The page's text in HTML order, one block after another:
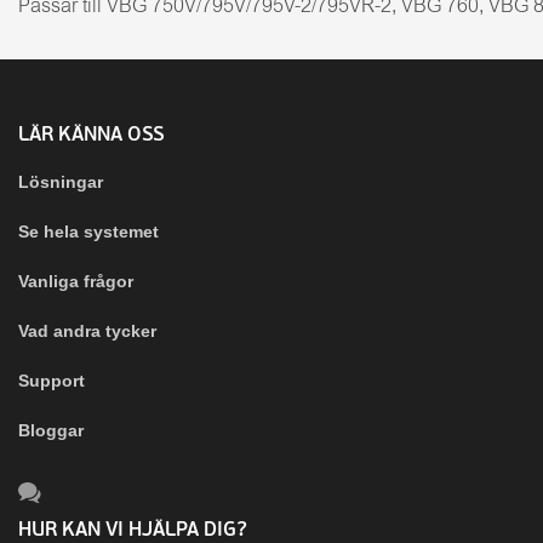
Passar till VBG 750V/795V/795V-2/795VR-2, VBG 760, VBG
LÄR KÄNNA OSS
Lösningar
Se hela systemet
Vanliga frågor
Vad andra tycker
Support
Bloggar
HUR KAN VI HJÄLPA DIG?